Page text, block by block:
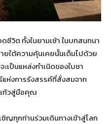
วิต ทั้งในยามเช้า ในบทสนทนา
ยใต้ความคุ้นเคยนั้นเต็มไปด้วย
ะเป็นแหล่งกำเนิดของใบชา
ห่งการรังสรรค์ที่สั่งสมจาก
ก้วสู่มือคุณ
ญทุกท่านร่วมเดินทางเข้าสู่โลก